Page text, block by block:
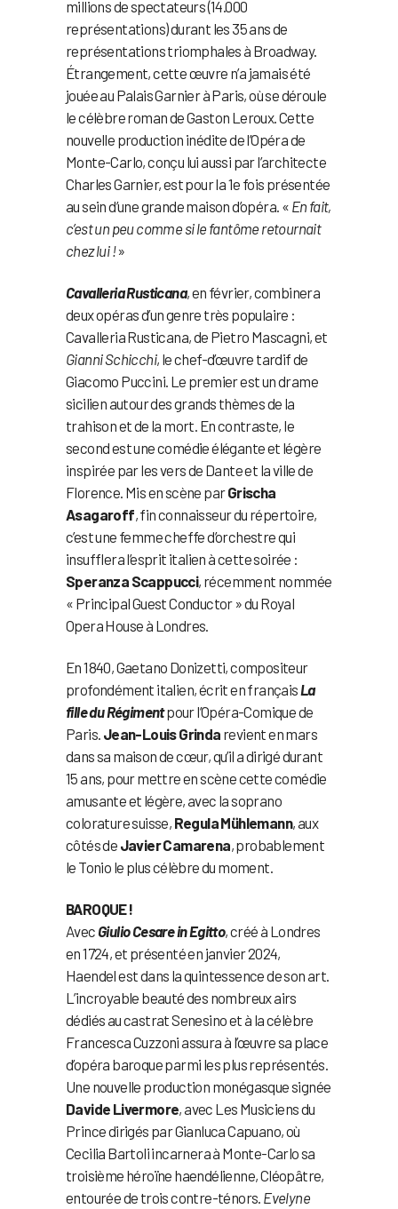
millions de spectateurs (14.000
représentations) durant les 35 ans de
représentations triomphales à Broadway.
Étrangement, cette œuvre n’a jamais été
jouée au Palais Garnier à Paris, où se déroule
le célèbre roman de Gaston Leroux. Cette
nouvelle production inédite de l’Opéra de
Monte-Carlo, conçu lui aussi par l’architecte
Charles Garnier, est pour la 1e fois présentée
au sein d’une grande maison d’opéra. « En fait,
c’est un peu comme si le fantôme retournait
chez lui !»
Cavalleria Rusticana, en février, combinera
deux opéras d’un genre très populaire :
Cavalleria Rusticana, de Pietro Mascagni, et
Gianni Schicchi, le chef-d’œuvre tardif de
Giacomo Puccini. Le premier est un drame
sicilien autour des grands thèmes de la
trahison et de la mort. En contraste, le
second est une comédie élégante et légère
inspirée par les vers de Dante et la ville de
Florence. Mis en scène parGrischa
Asagaroff, fin connaisseur du répertoire,
c’est une femme cheffe d’orchestre qui
insufflera l’esprit italien à cette soirée :
Speranza Scappucci, récemment nommée
« Principal Guest Conductor » du Royal
Opera House à Londres.
En 1840, Gaetano Donizetti, compositeur
profondément italien, écrit en français La
fille du Régimentpour l’Opéra-Comique de
Paris. Jean-Louis Grinda revient en mars
dans sa maison de cœur, qu’il a dirigé durant
15 ans, pour mettre en scène cette comédie
amusante et légère, avec la soprano
colorature suisse, Regula Mühlemann, aux
côtés de Javier Camarena, probablement
le Tonio le plus célèbre du moment.
BAROQUE !
Avec Giulio Cesare in Egitto, créé à Londres
en 1724, et présenté en janvier 2024,
Haendel est dans la quintessence de son art.
L’incroyable beauté des nombreux airs
dédiés au castrat Senesino et à la célèbre
Francesca Cuzzoni assura à l’œuvre sa place
d’opéra baroque parmi les plus représentés.
Une nouvelle production monégasque signée
Davide Livermore, avec Les Musiciens du
Prince dirigés par Gianluca Capuano, où
Cecilia Bartoli incarnera à Monte-Carlo sa
troisième héroïne haendélienne, Cléopâtre,
entourée de trois contre-ténors. Evelyne